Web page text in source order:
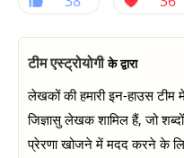
टीम एस्ट्रोयोगीके द्वारा
लेखकों की हमारी इन-हाउस टीम
जिज्ञासु लेखक शामिल हैं, जो
प्रेरणा खोजने में मदद करने के